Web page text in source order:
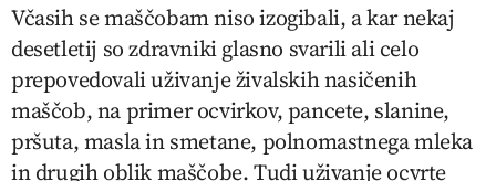
Včasih se maščobam niso izogibali, a kar nekaj
desetletij so zdravniki glasno svarili ali celo
prepovedovali uživanje živalskih nasičenih
maščob, na primer ocvirkov, pancete, slanine,
pršuta, masla in smetane, polnomastnega mleka
in drugih oblik maščobe. Tudi uživanje ocvrte